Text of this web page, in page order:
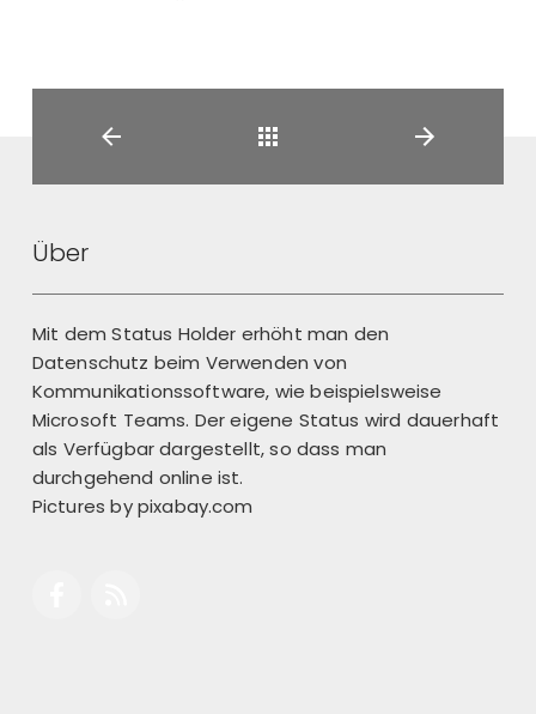
Über
Mit dem Status Holder erhöht man den
Datenschutz beim Verwenden von
Kommunikationssoftware, wie beispielsweise
Microsoft Teams. Der eigene Status wird dauerhaft
als Verfügbar dargestellt, so dass man
durchgehend online ist.
Pictures bypixabay.com